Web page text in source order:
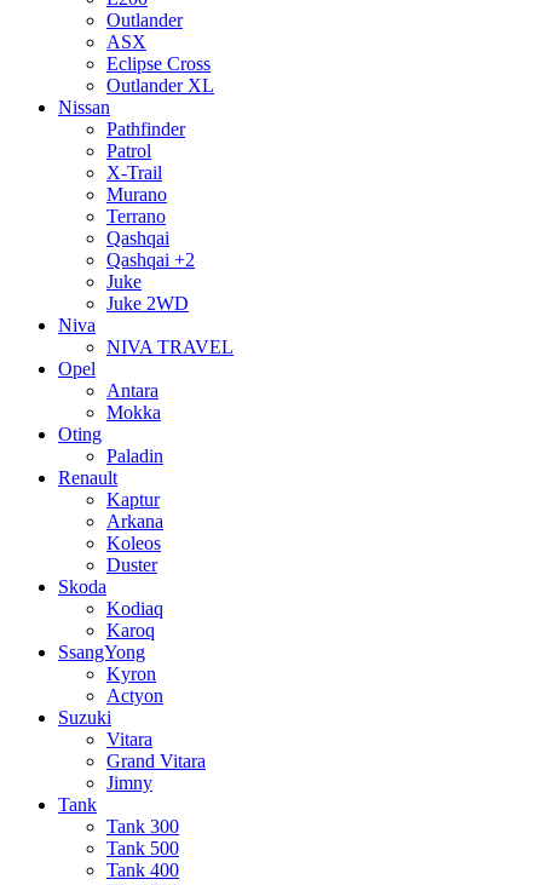
Outlander
ASX
Eclipse Cross
Outlander XL
Nissan
Pathfinder
Patrol
X-Trail
Murano
Terrano
Qashqai
Qashqai +2
Juke
Juke 2WD
Niva
NIVA TRAVEL
Opel
Antara
Mokka
Oting
Paladin
Renault
Kaptur
Arkana
Koleos
Duster
Skoda
Kodiaq
Karoq
SsangYong
Kyron
Actyon
Suzuki
Vitara
Grand Vitara
Jimny
Tank
Tank 300
Tank 500
Tank 400